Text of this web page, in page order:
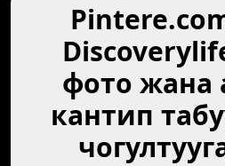
фото жана
кантип